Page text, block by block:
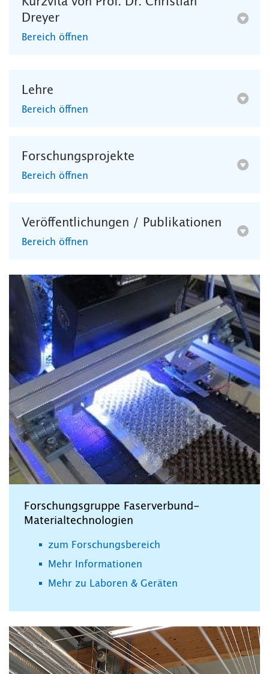
Dreyer
Bereich öffnen
Lehre
Bereich öffnen
Forschungsprojekte
Bereich öffnen
Veröffentlichungen / Publikationen
Bereich öffnen
Forschungsgruppe Faserverbund-
Materialtechnologien
zum Forschungsbereich
Mehr Informationen
Mehr zu Laboren & Geräten